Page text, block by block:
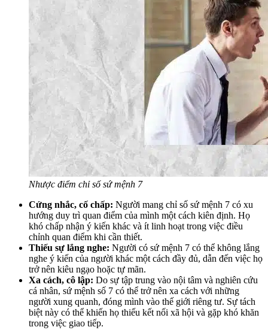
Nhược điểm chỉ số sứ mệnh 7
Cứng nhắc, cố chấp: Người mang chỉ số sứ mệnh 7 có xu
hướng duy trì quan điểm của mình một cách kiên định. Họ
khó chấp nhận ý kiến khác và ít linh hoạt trong việc điều
chỉnh quan điểm khi cần thiết.
Thiếu sự lắng nghe: Người có sứ mệnh 7 có thể không lắng
nghe ý kiến của người khác một cách đầy đủ, dẫn đến việc họ
trở nên kiêu ngạo hoặc tự mãn.
Xa cách, cô lập: Do sự tập trung vào nội tâm và nghiên cứu
cá nhân, sứ mệnh số 7 có thể trở nên xa cách với những
người xung quanh, đóng mình vào thế giới riêng tư. Sự tách
biệt này có thể khiến họ thiếu kết nối xã hội và gặp khó khăn
trong việc giao tiếp.